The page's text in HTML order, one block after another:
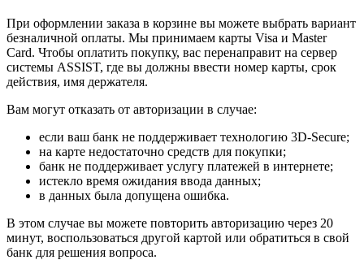
При оформлении заказа в корзине вы можете выбрать вариант
безналичной оплаты. Мы принимаем карты Visa и Master
Card. Чтобы оплатить покупку, вас перенаправит на сервер
системы ASSIST, где вы должны ввести номер карты, срок
действия, имя держателя.
Вам могут отказать от авторизации в случае:
если ваш банк не поддерживает технологию 3D-Secure;
на карте недостаточно средств для покупки;
банк не поддерживает услугу платежей в интернете;
истекло время ожидания ввода данных;
в данных была допущена ошибка.
В этом случае вы можете повторить авторизацию через 20
минут, воспользоваться другой картой или обратиться в свой
банк для решения вопроса.